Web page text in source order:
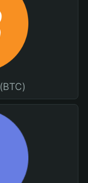
محفظة بيتكوين (BTC)